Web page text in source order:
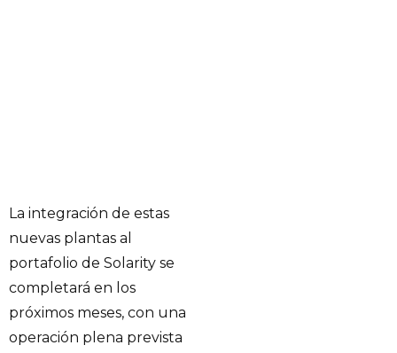
La integración de estas
nuevas plantas al
portafolio de Solarity se
completará en los
próximos meses, con una
operación plena prevista